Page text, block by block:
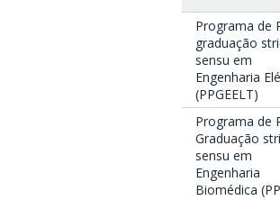
Programa de
graduação
sensu em
Engenharia
(PPGEELT)
Programa de
Graduação
sensu em
Engenharia
Biomédica